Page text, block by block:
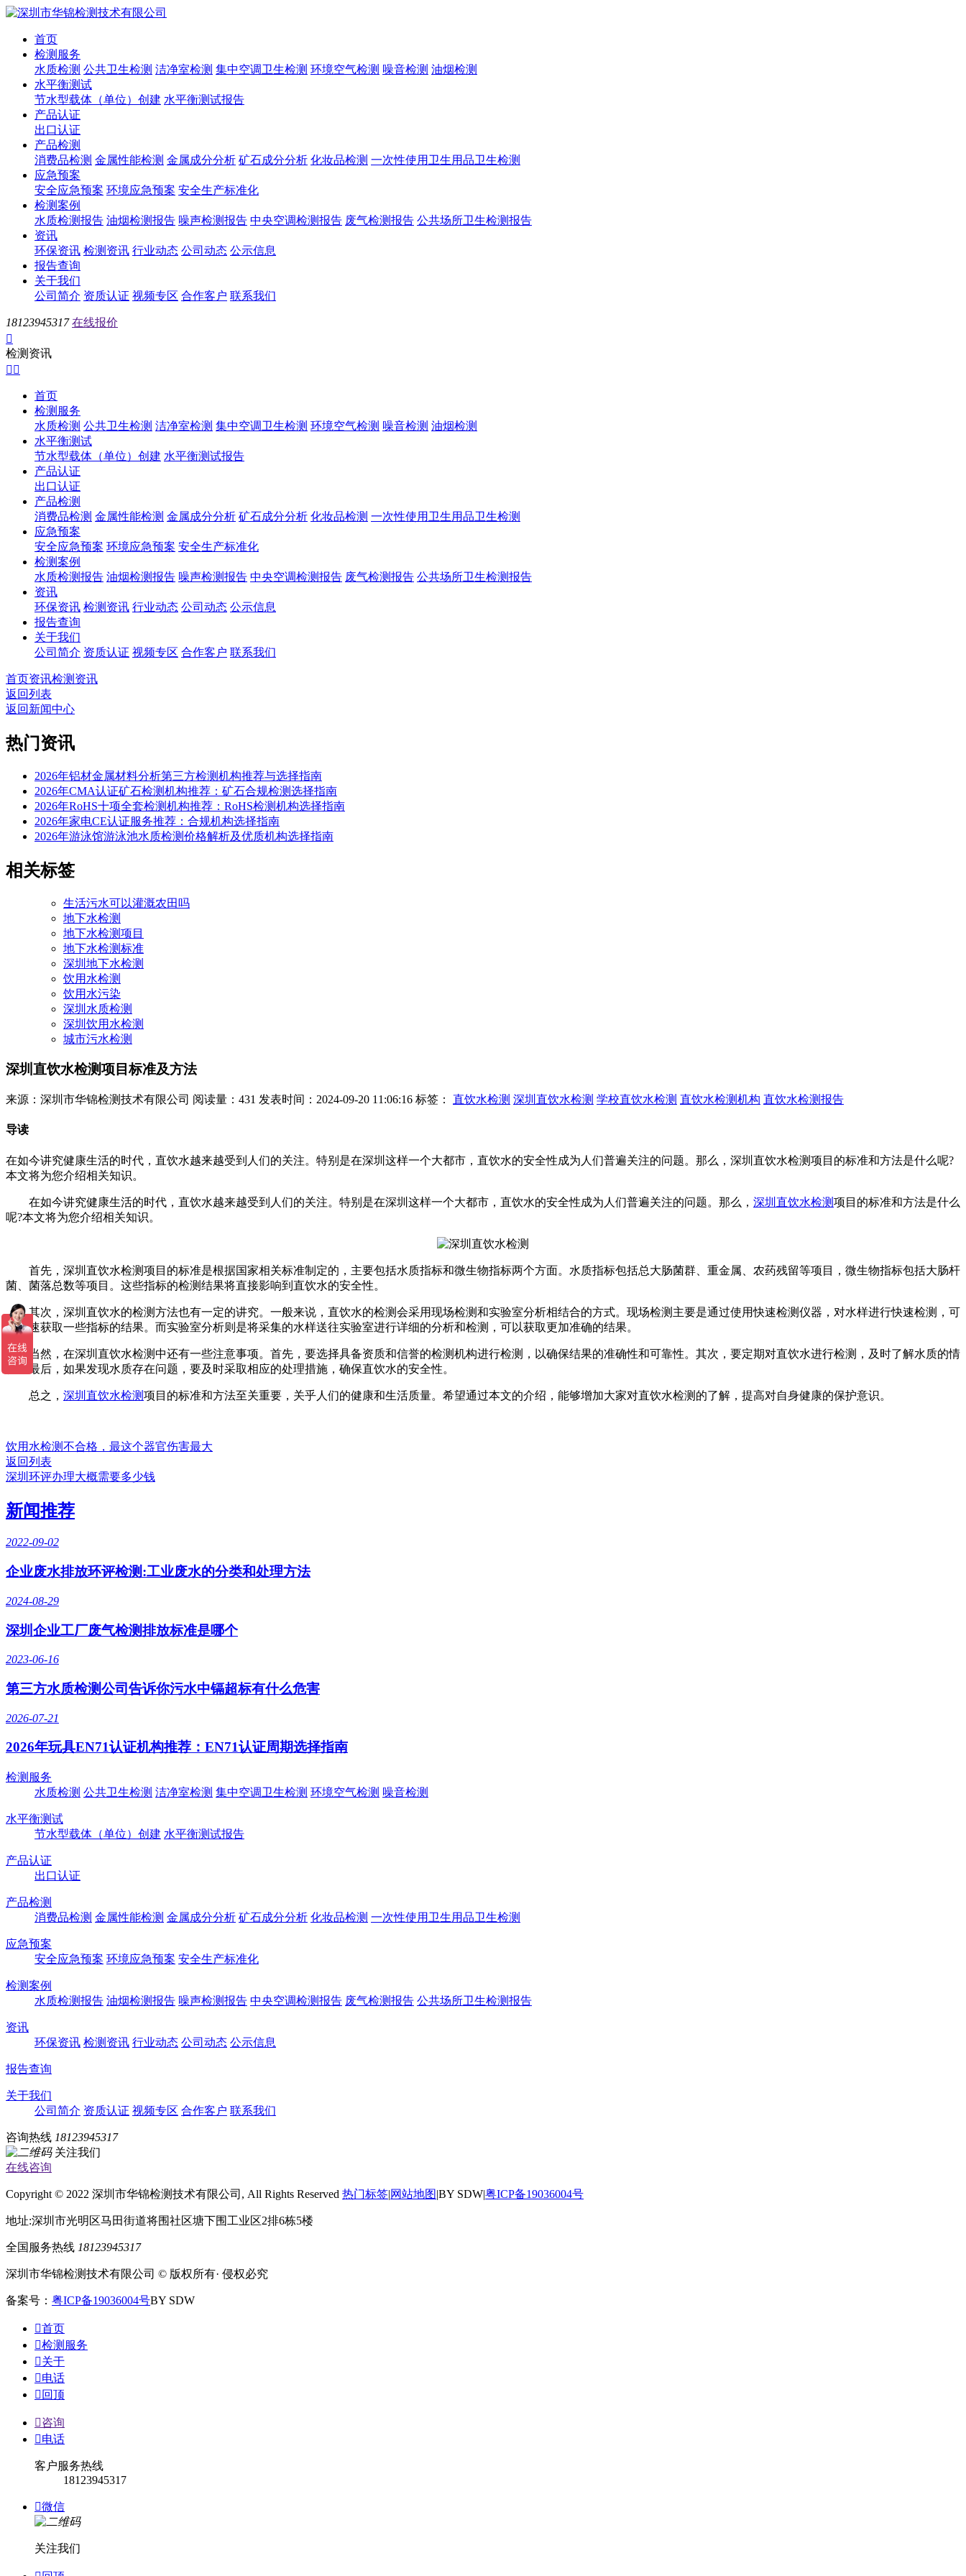
首页
检测服务
水质检测 公共卫生检测 洁净室检测 集中空调卫生检测 环境空气检测 噪音检测 油烟检测
水平衡测试
节水型载体（单位）创建 水平衡测试报告
产品认证
出口认证
产品检测
消费品检测 金属性能检测 金属成分分析 矿石成分分析 化妆品检测 一次性使用卫生用品卫生检测
应急预案
安全应急预案 环境应急预案 安全生产标准化
检测案例
水质检测报告 油烟检测报告 噪声检测报告 中央空调检测报告 废气检测报告 公共场所卫生检测报告
资讯
环保资讯 检测资讯 行业动态 公司动态 公示信息
报告查询
关于我们
公司简介 资质认证 视频专区 合作客户 联系我们
18123945317 在线报价

检测资讯
 
首页
检测服务
水质检测 公共卫生检测 洁净室检测 集中空调卫生检测 环境空气检测 噪音检测 油烟检测
水平衡测试
节水型载体（单位）创建 水平衡测试报告
产品认证
出口认证
产品检测
消费品检测 金属性能检测 金属成分分析 矿石成分分析 化妆品检测 一次性使用卫生用品卫生检测
应急预案
安全应急预案 环境应急预案 安全生产标准化
检测案例
水质检测报告 油烟检测报告 噪声检测报告 中央空调检测报告 废气检测报告 公共场所卫生检测报告
资讯
环保资讯 检测资讯 行业动态 公司动态 公示信息
报告查询
关于我们
公司简介 资质认证 视频专区 合作客户 联系我们
首页资讯检测资讯
返回列表
返回新闻中心
热门资讯
2026年铝材金属材料分析第三方检测机构推荐与选择指南
2026年CMA认证矿石检测机构推荐：矿石合规检测选择指南
2026年RoHS十项全套检测机构推荐：RoHS检测机构选择指南
2026年家电CE认证服务推荐：合规机构选择指南
2026年游泳馆游泳池水质检测价格解析及优质机构选择指南
相关标签
生活污水可以灌溉农田吗
地下水检测
地下水检测项目
地下水检测标准
深圳地下水检测
饮用水检测
饮用水污染
深圳水质检测
深圳饮用水检测
城市污水检测
深圳直饮水检测项目标准及方法
来源：深圳市华锦检测技术有限公司 阅读量：431 发表时间：2024-09-20 11:06:16 标签： 直饮水检测 深圳直饮水检测 学校直饮水检测 直饮水检测机构 直饮水检测报告
导读
在如今讲究健康生活的时代，直饮水越来越受到人们的关注。特别是在深圳这样一个大都市，直饮水的安全性成为人们普遍关注的问题。那么，深圳直饮水检测项目的标准和方法是什么呢?
本文将为您介绍相关知识。
在如今讲究健康生活的时代，直饮水越来越受到人们的关注。特别是在深圳这样一个大都市，直饮水的安全性成为人们普遍关注的问题。那么， 深圳直饮水检测项目的标准和方法是什么
呢?本文将为您介绍相关知识。
首先，深圳直饮水检测项目的标准是根据国家相关标准制定的，主要包括水质指标和微生物指标两个方面。水质指标包括总大肠菌群、重金属、农药残留等项目，微生物指标包括大肠杆
菌、菌落总数等项目。这些指标的检测结果将直接影响到直饮水的安全性。
其次，深圳直饮水的检测方法也有一定的讲究。一般来说，直饮水的检测会采用现场检测和实验室分析相结合的方式。现场检测主要是通过使用快速检测仪器，对水样进行快速检测，可
以快速获取一些指标的结果。而实验室分析则是将采集的水样送往实验室进行详细的分析和检测，可以获取更加准确的结果。
当然，在深圳直饮水检测中还有一些注意事项。首先，要选择具备资质和信誉的检测机构进行检测，以确保结果的准确性和可靠性。其次，要定期对直饮水进行检测，及时了解水质的情
况。最后，如果发现水质存在问题，要及时采取相应的处理措施，确保直饮水的安全性。
总之， 深圳直饮水检测项目的标准和方法至关重要，关乎人们的健康和生活质量。希望通过本文的介绍，能够增加大家对直饮水检测的了解，提高对自身健康的保护意识。
饮用水检测不合格，最这个器官伤害最大
返回列表
深圳环评办理大概需要多少钱
新闻推荐
2022-09-02
企业废水排放环评检测:工业废水的分类和处理方法
2024-08-29
深圳企业工厂废气检测排放标准是哪个
2023-06-16
第三方水质检测公司告诉你污水中镉超标有什么危害
2026-07-21
2026年玩具EN71认证机构推荐：EN71认证周期选择指南
检测服务
水质检测 公共卫生检测 洁净室检测 集中空调卫生检测 环境空气检测 噪音检测
水平衡测试
节水型载体（单位）创建 水平衡测试报告
产品认证
出口认证
产品检测
消费品检测 金属性能检测 金属成分分析 矿石成分分析 化妆品检测 一次性使用卫生用品卫生检测
应急预案
安全应急预案 环境应急预案 安全生产标准化
检测案例
水质检测报告 油烟检测报告 噪声检测报告 中央空调检测报告 废气检测报告 公共场所卫生检测报告
资讯
环保资讯 检测资讯 行业动态 公司动态 公示信息
报告查询
关于我们
公司简介 资质认证 视频专区 合作客户 联系我们
咨询热线 18123945317
关注我们
在线咨询
Copyright © 2022 深圳市华锦检测技术有限公司, All Rights Reserved 热门标签|网站地图|BY SDW|粤ICP备19036004号
地址:深圳市光明区马田街道将围社区塘下围工业区2排6栋5楼
全国服务热线 18123945317
深圳市华锦检测技术有限公司 © 版权所有· 侵权必究
备案号： 粤ICP备19036004号BY SDW
首页
检测服务
关于
电话
 回顶
咨询
电话
客户服务热线
18123945317
微信
关注我们